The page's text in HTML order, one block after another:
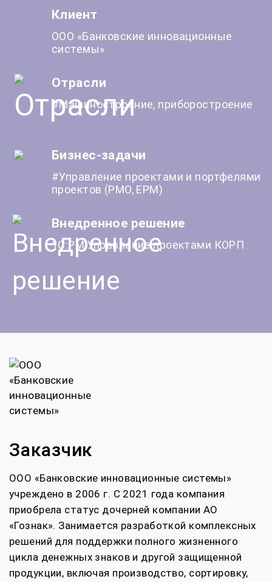
Клиент
ООО «Банковские инновационные
системы»
Отрасли
#Машиностроение, приборостроение
Бизнес-задачи
#Управление проектами и портфелями
проектов (PMO, EPM)
Внедренное решение
1С:PM Управление проектами КОРП
Заказчик
ООО «Банковские инновационные системы»
учреждено в 2006 г. С 2021 года компания
приобрела статус дочерней компании АО
«Гознак». Занимается разработкой комплексных
решений для поддержки полного жизненного
цикла денежных знаков и другой защищенной
продукции, включая производство, сортировку,